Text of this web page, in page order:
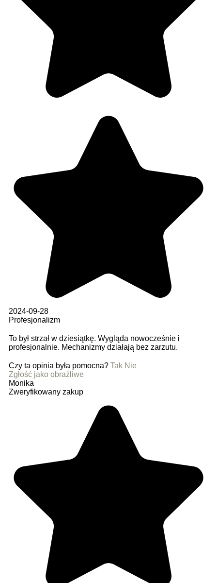
2024-09-28
Profesjonalizm
To był strzał w dziesiątkę. Wygląda nowocześnie i
profesjonalnie. Mechanizmy działają bez zarzutu.
Czy ta opinia była pomocna? Tak Nie
Zgłość jako obraźliwe
Monika
Zweryfikowany zakup